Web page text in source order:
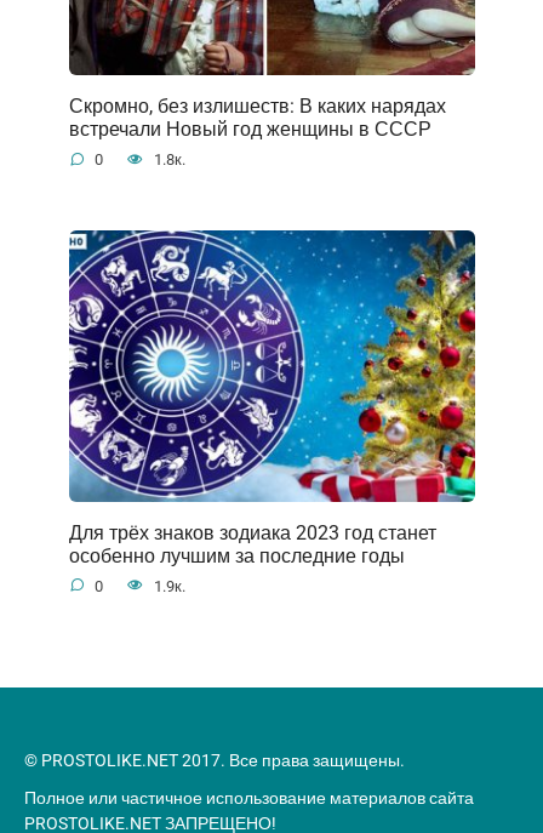
Скромно, без излишеств: В каких нарядах
встречали Новый год женщины в СССР
0 1.8к.
Для трёх знаков зодиака 2023 год станет
особенно лучшим за последние годы
0 1.9к.
© PROSTOLIKE.NET 2017. Все права защищены.
Полное или частичное использование материалов сайта
PROSTOLIKE.NET ЗАПРЕЩЕНО!